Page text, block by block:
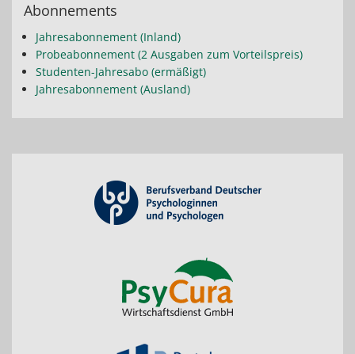
Abonnements
Jahresabonnement (Inland)
Probeabonnement (2 Ausgaben zum Vorteilspreis)
Studenten-Jahresabo (ermäßigt)
Jahresabonnement (Ausland)